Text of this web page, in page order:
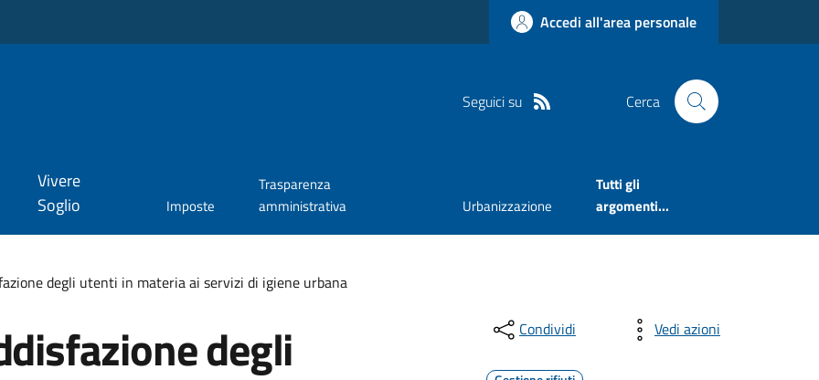
Accedi all'area personale
Seguici su Cerca
Vivere
Soglio
Imposte
Trasparenza
amministrativa
Urbanizzazione
Tutti gli
argomenti...
degli utenti in materia ai servizi di igiene urbana
degli
Condividi Vedi azioni